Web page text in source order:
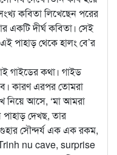
কবিতা লিখেছেন পরের
একটি দীর্ঘ কবিতা। সেই
পাহাড় থেকে হালং বে’র
গাইডের কথা। গাইড
কারণ এরপর তোমরা
নিয়ে আসে, ‘মা আমরা
দেখছ, তার
সৌন্দর্য এক এক রকম,
nu cave, surprise